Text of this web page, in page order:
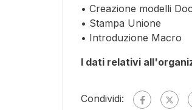
• Creazione modelli
• Stampa Unione
• Introduzione Macro
I dati relativi
Condividi: